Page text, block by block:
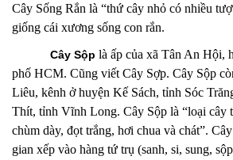
Cây Sống Rắn là “thứ cây nhỏ có nhiều
giống cái xương sống con rắn.
Cây Sộp là ấp của xã Tân An Hội,
phố HCM. Cũng viết Cây Sợp. Cây Sộp
Liêu, kênh ở huyện Kế Sách, tỉnh Sóc
Thít, tỉnh Vĩnh Long. Cây Sộp là “loại cây
chùm dày, đọt trắng, hơi chua và chát”.
gian xếp vào hàng tứ trụ (sanh, si, sung,